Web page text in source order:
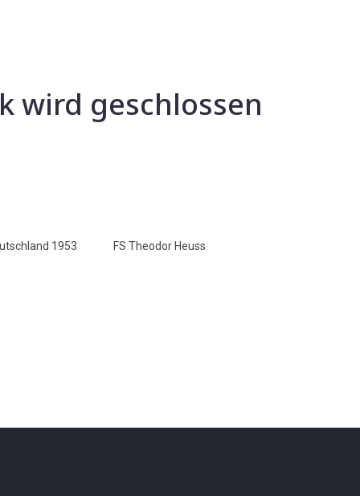
wird geschlossen
1953 FS Theodor Heuss